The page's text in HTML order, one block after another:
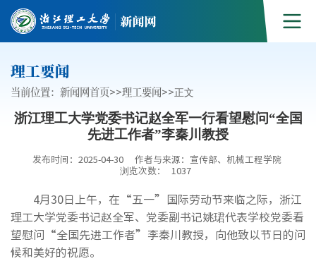
理工要闻
当前位置： 新闻网首页>>理工要闻>>正文
浙江理工大学党委书记赵全军一行看望慰问“全国
先进工作者”李秦川教授
发布时间：2025-04-30
作者与来源：宣传部、机械工程学院
浏览次数：
1037
4月30日上午，在“五一”国际劳动节来临之际，浙江
理工大学党委书记赵全军、党委副书记姚珺代表学校党委看
望慰问“全国先进工作者”李秦川教授，向他致以节日的问
候和美好的祝愿。